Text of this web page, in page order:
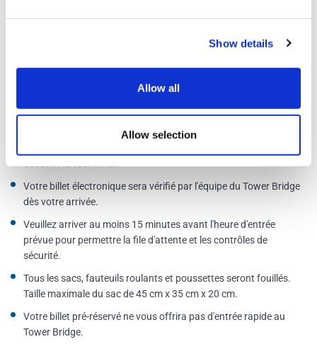
Show details
Allow all
Allow selection
Golden Tours agit en tant qu'agent officiel pour ces activités, en tant que
Plus d'informations
Votre billet électronique sera vérifié par l'équipe du Tower Bridge
dès votre arrivée.
Veuillez arriver au moins 15 minutes avant l'heure d'entrée
prévue pour permettre la file d'attente et les contrôles de
sécurité.
Tous les sacs, fauteuils roulants et poussettes seront fouillés.
Taille maximale du sac de 45 cm x 35 cm x 20 cm.
Votre billet pré-réservé ne vous offrira pas d'entrée rapide au
Tower Bridge.